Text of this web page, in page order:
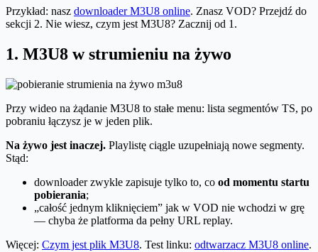
Przykład: nasz downloader M3U8 online. Znasz VOD? Przejdź do
sekcji 2. Nie wiesz, czym jest M3U8? Zacznij od 1.
1. M3U8 w strumieniu na żywo
Przy wideo na żądanie M3U8 to stałe menu: lista segmentów TS, po
pobraniu łączysz je w jeden plik.
Na żywo jest inaczej. Playlistę ciągle uzupełniają nowe segmenty.
Stąd:
downloader zwykle zapisuje tylko to, co od momentu startu
pobierania;
„całość jednym kliknięciem” jak w VOD nie wchodzi w grę
— chyba że platforma da pełny URL replay.
Więcej: Czym jest plik M3U8. Test linku: odtwarzacz M3U8 online.